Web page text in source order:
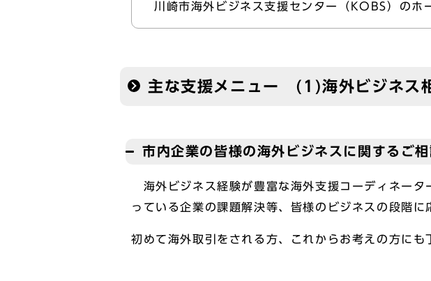
川崎市海外ビジネス支援センター（KOBS）のホ
主な支援メニュー (1)海外ビジネス
市内企業の皆様の海外ビジネスに関するご
海外ビジネス経験が豊富な海外支援コーディネータ
っている企業の課題解決等、皆様のビジネスの段階に
初めて海外取引をされる方、これからお考えの方に